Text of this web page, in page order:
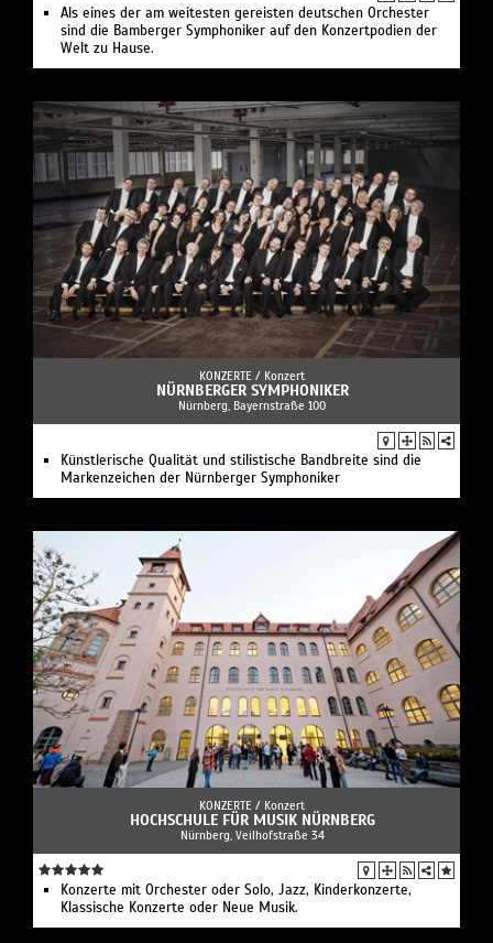
Als eines der am weitesten gereisten deutschen Orchester
sind die Bamberger Symphoniker auf den Konzertpodien der
Welt zu Hause.
KONZERTE / Konzert
NÜRNBERGER SYMPHONIKER
Nürnberg, Bayernstraße 100
Künstlerische Qualität und stilistische Bandbreite sind die
Markenzeichen der Nürnberger Symphoniker
KONZERTE / Konzert
HOCHSCHULE FÜR MUSIK NÜRNBERG
Nürnberg, Veilhofstraße 34
Konzerte mit Orchester oder Solo, Jazz, Kinderkonzerte,
Klassische Konzerte oder Neue Musik.